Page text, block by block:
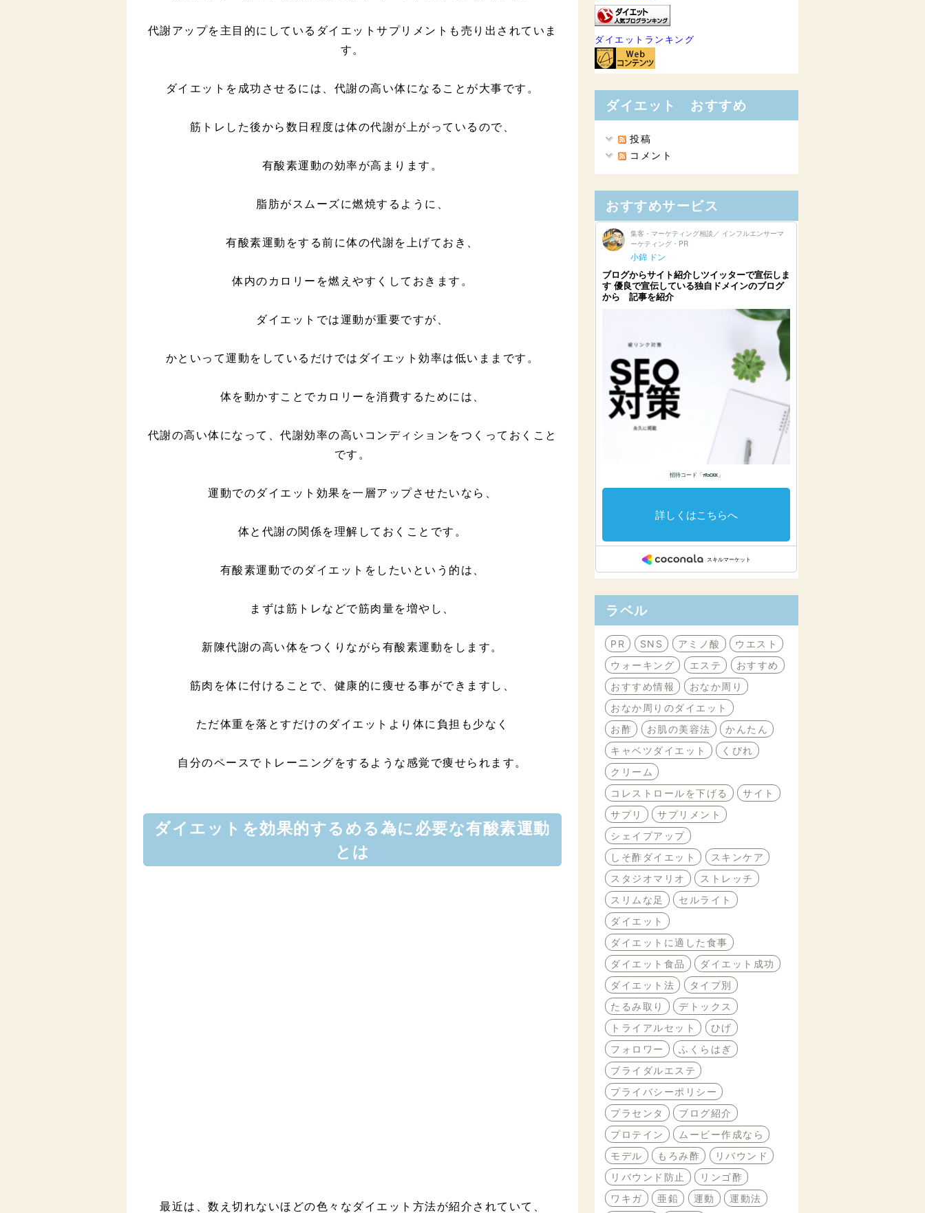
代謝アップを主目的にしているダイエットサプリメントも売り出されていま
す。
ダイエットを成功させるには、代謝の高い体になることが大事です。
筋トレした後から数日程度は体の代謝が上がっているので、
有酸素運動の効率が高まります。
脂肪がスムーズに燃焼するように、
有酸素運動をする前に体の代謝を上げておき、
体内のカロリーを燃えやすくしておきます。
ダイエットでは運動が重要ですが、
かといって運動をしているだけではダイエット効率は低いままです。
体を動かすことでカロリーを消費するためには、
代謝の高い体になって、代謝効率の高いコンディションをつくっておくこと
です。
運動でのダイエット効果を一層アップさせたいなら、
体と代謝の関係を理解しておくことです。
有酸素運動でのダイエットをしたいという的は、
まずは筋トレなどで筋肉量を増やし、
新陳代謝の高い体をつくりながら有酸素運動をします。
筋肉を体に付けることで、健康的に痩せる事ができますし、
ただ体重を落とすだけのダイエットより体に負担も少なく
自分のペースでトレーニングをするような感覚で痩せられます。
ダイエットを効果的するめる為に必要な有酸素運動
とは
最近は、数え切れないほどの色々なダイエット方法が紹介されていて、
ダイエットランキング
ダイエット おすすめ
投稿
コメント
おすすめサービス
ラベル
PR SNS アミノ酸
ウエスト
ウォーキング
エステ
おすすめ
おすすめ情報
おなか周り
おなか周りのダイエット
お酢
お肌の美容法
かんたん
キャベツダイエット
くびれ
クリーム
コレストロールを下げる
サイト
サプリ
サプリメント
シェイプアップ
しそ酢ダイエット
スキンケア
スタジオマリオ
ストレッチ
スリムな足
セルライト
ダイエット
ダイエットに適した食事
ダイエット食品
ダイエット成功
ダイエット法
タイプ別
たるみ取り
デトックス
トライアルセット
ひげ
フォロワー
ふくらはぎ
ブライダルエステ
プライバシーポリシー
プラセンタ
ブログ紹介
プロテイン
ムービー作成なら
モデル
もろみ酢
リバウンド
リバウンド防止
リンゴ酢
ワキガ
亜鉛 運動 運動法